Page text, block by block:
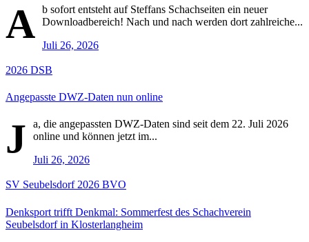
A b sofort entsteht auf Steffans Schachseiten ein neuer
Downloadbereich! Nach und nach werden dort zahlreiche...
Juli 26, 2026
2026 DSB
Angepasste DWZ-Daten nun online
J
a, die angepassten DWZ-Daten sind seit dem 22. Juli 2026
online und können jetzt im...
Juli 26, 2026
SV Seubelsdorf 2026 BVO
Denksport trifft Denkmal: Sommerfest des Schachverein
Seubelsdorf in Klosterlangheim